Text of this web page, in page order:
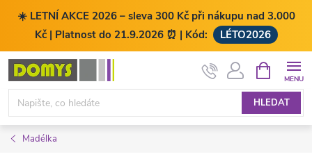
☀️ LETNÍ AKCE 2026 – sleva 300 Kč při nákupu nad 3.000
Kč | Platnost do 21.9.2026 ⏰ | Kód:
LÉTO2026
Přejít
obsah
HLEDAT
NÁKUPNÍ
KOŠÍK
Madélka